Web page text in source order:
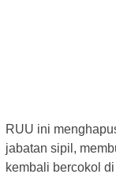
RUU ini
jabatan sipil,
kembali bercokol